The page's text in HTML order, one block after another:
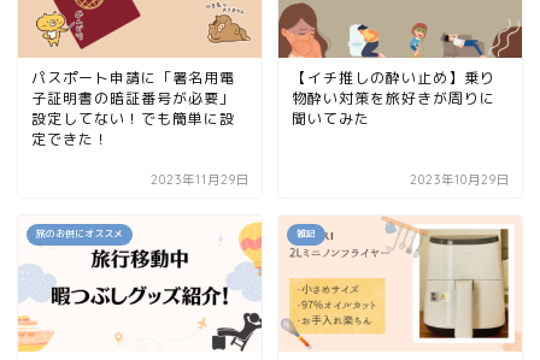
パスポート申請に「署名用電
子証明書の暗証番号が必要」
設定してない！でも簡単に設
定できた！
2023年11月29日
【イチ推しの酔い止め】乗り
物酔い対策を旅好きが周りに
聞いてみた
2023年10月29日
旅のお供にオススメ 雑記